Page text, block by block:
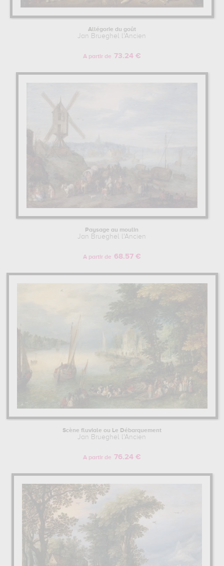
Allégorie du goût
Jan Brueghel l'Ancien
A partir de 73.24 €
Paysage au moulin
Jan Brueghel l'Ancien
A partir de 68.57 €
Scène fluviale ou Le Débarquement
Jan Brueghel l'Ancien
A partir de 76.24 €